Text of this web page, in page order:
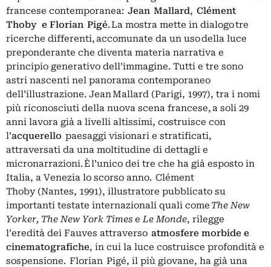
francese contemporanea: Jean Mallard, Clément
Thoby e Florian Pigé. La mostra mette in dialogo tre
ricerche differenti, accomunate da un uso della luce
preponderante che diventa materia narrativa e
principio generativo dell’immagine. Tutti e tre sono
astri nascenti nel panorama contemporaneo
dell’illustrazione. Jean Mallard (Parigi, 1997), tra i nomi
più riconosciuti della nuova scena francese, a soli 29
anni lavora già a livelli altissimi, costruisce con
l’acquerello paesaggi visionari e stratificati,
attraversati da una moltitudine di dettagli e
micronarrazioni. È l’unico dei tre che ha già esposto in
Italia, a Venezia lo scorso anno. Clément
Thoby (Nantes, 1991), illustratore pubblicato su
importanti testate internazionali quali come The New
Yorker, The New York Times e Le Monde, rilegge
l’eredità dei Fauves attraverso atmosfere morbide e
cinematografiche, in cui la luce costruisce profondità e
sospensione. Florian Pigé, il più giovane, ha già una